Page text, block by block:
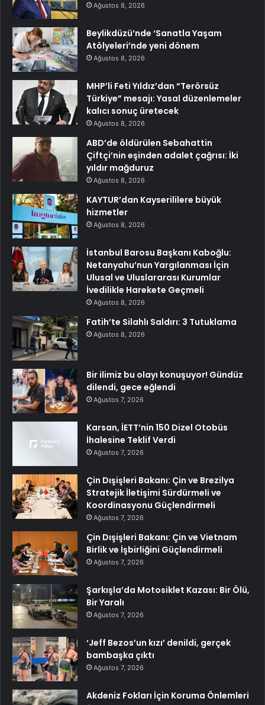
Ağustos 8, 2026
Beylikdüzü’nde ‘Sanatla Yaşam
Atölyeleri’nde yeni dönem
Ağustos 8, 2026
MHP’li Feti Yıldız’dan “Terörsüz
Türkiye” mesajı: Yasal düzenlemeler
kalıcı sonuç üretecek
Ağustos 8, 2026
ABD’de öldürülen Sebahattin
Çiftçi’nin eşinden adalet çağrısı: İki
yıldır mağduruz
Ağustos 8, 2026
KAYTUR’dan Kayserililere büyük
hizmetler
Ağustos 8, 2026
İstanbul Barosu Başkanı Kaboğlu:
Netanyahu’nun Yargılanması İçin
Ulusal ve Uluslararası Kurumlar
İvedilikle Harekete Geçmeli
Ağustos 8, 2026
Fatih’te Silahlı Saldırı: 3 Tutuklama
Ağustos 8, 2026
Bir ilimiz bu olayı konuşuyor! Gündüz
dilendi, gece eğlendi
Ağustos 7, 2026
Karsan, İETT’nin 150 Dizel Otobüs
İhalesine Teklif Verdi
Ağustos 7, 2026
Çin Dışişleri Bakanı: Çin ve Brezilya
Stratejik İletişimi Sürdürmeli ve
Koordinasyonu Güçlendirmeli
Ağustos 7, 2026
Çin Dışişleri Bakanı: Çin ve Vietnam
Birlik ve İşbirliğini Güçlendirmeli
Ağustos 7, 2026
Şarkışla’da Motosiklet Kazası: Bir Ölü,
Bir Yaralı
Ağustos 7, 2026
‘Jeff Bezos’un kızı’ denildi, gerçek
bambaşka çıktı
Ağustos 7, 2026
Akdeniz Fokları İçin Koruma Önlemleri